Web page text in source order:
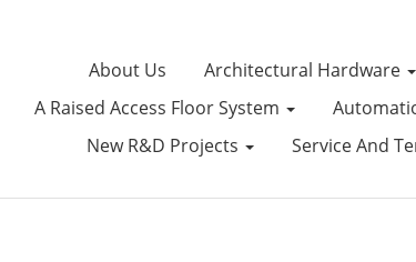
About Us Architectural Hardware
A Raised Access Floor System
New R&D Projects
Service And